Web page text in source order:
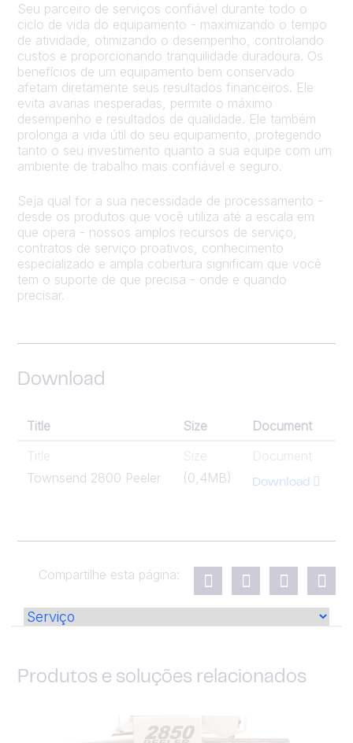
Seu parceiro de serviços confiável durante todo o
ciclo de vida do equipamento - maximizando o tempo
de atividade, otimizando o desempenho, controlando
custos e proporcionando tranquilidade duradoura. Os
benefícios de um equipamento bem conservado
afetam diretamente seus resultados financeiros. Ele
evita avarias inesperadas, permite o máximo
desempenho e resultados de qualidade. Ele também
prolonga a vida útil do seu equipamento, protegendo
tanto o seu investimento quanto a sua equipe com um
ambiente de trabalho mais confiável e seguro.
Seja qual for a sua necessidade de processamento -
desde os produtos que você utiliza até a escala em
que opera - nossos amplos recursos de serviço,
contratos de serviço proativos, conhecimento
especializado e ampla cobertura significam que você
tem o suporte de que precisa - onde e quando
precisar.
Download
Title Size
Document
Title
Townsend 2800 Peeler
Size
(0,4MB)
Document
Download
Compartilhe esta página:
Produtos e soluções relacionados